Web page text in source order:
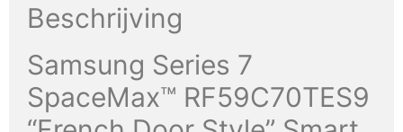
Beschrijving
Samsung Series 7
SpaceMax™ RF59C70TES9